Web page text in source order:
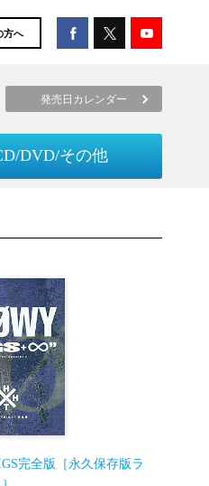
方へ
発売日カレンダー
DVD/その他
完全版［永久保存版ラ